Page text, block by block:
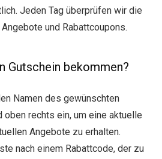
Jeden Tag überprüfen wir die
und Rabattcoupons.
Gutschein bekommen?
Namen des gewünschten
rechts ein, um eine aktuelle
Angebote zu erhalten.
nach einem Rabattcode, der zu